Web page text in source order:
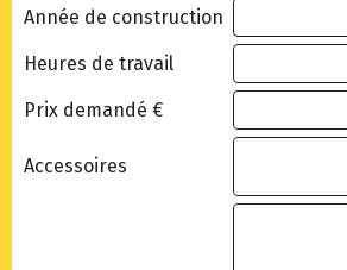
Année de construction
Heures de travail
Prix demandé €
Accessoires